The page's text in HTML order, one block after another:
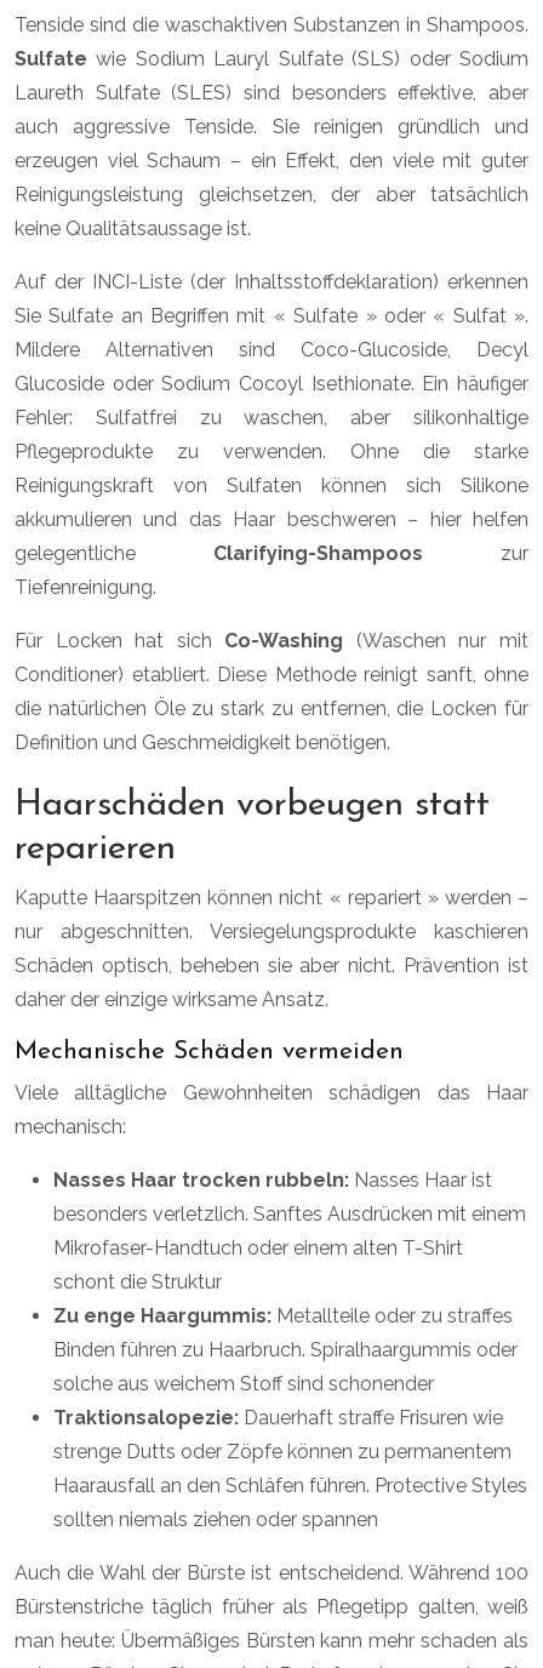
Tenside sind die waschaktiven Substanzen in Shampoos.
Sulfate wie Sodium Lauryl Sulfate (SLS) oder Sodium
Laureth Sulfate (SLES) sind besonders effektive, aber
auch aggressive Tenside. Sie reinigen gründlich und
erzeugen viel Schaum – ein Effekt, den viele mit guter
Reinigungsleistung gleichsetzen, der aber tatsächlich
keine Qualitätsaussage ist.
Auf der INCI-Liste (der Inhaltsstoffdeklaration) erkennen
Sie Sulfate an Begriffen mit « Sulfate » oder « Sulfat ».
Mildere Alternativen sind Coco-Glucoside, Decyl
Glucoside oder Sodium Cocoyl Isethionate. Ein häufiger
Fehler: Sulfatfrei zu waschen, aber silikonhaltige
Pflegeprodukte zu verwenden. Ohne die starke
Reinigungskraft von Sulfaten können sich Silikone
akkumulieren und das Haar beschweren – hier helfen
gelegentliche Clarifying-Shampoos zur
Tiefenreinigung.
Für Locken hat sich Co-Washing (Waschen nur mit
Conditioner) etabliert. Diese Methode reinigt sanft, ohne
die natürlichen Öle zu stark zu entfernen, die Locken für
Definition und Geschmeidigkeit benötigen.
Haarschäden vorbeugen statt
reparieren
Kaputte Haarspitzen können nicht « repariert » werden –
nur abgeschnitten. Versiegelungsprodukte kaschieren
Schäden optisch, beheben sie aber nicht. Prävention ist
daher der einzige wirksame Ansatz.
Mechanische Schäden vermeiden
Viele alltägliche Gewohnheiten schädigen das Haar
mechanisch:
Nasses Haar trocken rubbeln: Nasses Haar ist
besonders verletzlich. Sanftes Ausdrücken mit einem
Mikrofaser-Handtuch oder einem alten T-Shirt
schont die Struktur
Zu enge Haargummis: Metallteile oder zu straffes
Binden führen zu Haarbruch. Spiralhaargummis oder
solche aus weichem Stoff sind schonender
Traktionsalopezie: Dauerhaft straffe Frisuren wie
strenge Dutts oder Zöpfe können zu permanentem
Haarausfall an den Schläfen führen. Protective Styles
sollten niemals ziehen oder spannen
Auch die Wahl der Bürste ist entscheidend. Während 100
Bürstenstriche täglich früher als Pflegetipp galten, weiß
man heute: Übermäßiges Bürsten kann mehr schaden als